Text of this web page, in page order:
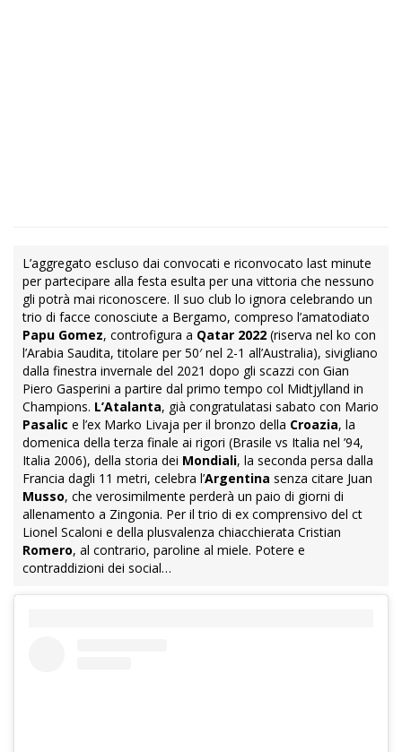
L’aggregato escluso dai convocati e riconvocato last minute
per partecipare alla festa esulta per una vittoria che nessuno
gli potrà mai riconoscere. Il suo club lo ignora celebrando un
trio di facce conosciute a Bergamo, compreso l’amatodiato
Papu Gomez, controfigura a Qatar 2022 (riserva nel ko con
l’Arabia Saudita, titolare per 50′ nel 2-1 all’Australia), sivigliano
dalla finestra invernale del 2021 dopo gli scazzi con Gian
Piero Gasperini a partire dal primo tempo col Midtjylland in
Champions. L’Atalanta, già congratulatasi sabato con Mario
Pasalic e l’ex Marko Livaja per il bronzo della Croazia, la
domenica della terza finale ai rigori (Brasile vs Italia nel ’94,
Italia 2006), della storia dei Mondiali, la seconda persa dalla
Francia dagli 11 metri, celebra l’Argentina senza citare Juan
Musso, che verosimilmente perderà un paio di giorni di
allenamento a Zingonia. Per il trio di ex comprensivo del ct
Lionel Scaloni e della plusvalenza chiacchierata Cristian
Romero, al contrario, paroline al miele. Potere e
contraddizioni dei social…